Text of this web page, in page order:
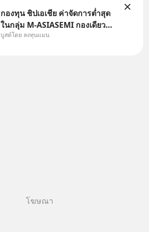
กองทุน ชิปเอเชีย ค่าจัดการต่ำสุด
ในกลุ่ม M-ASIASEMI กองเดียว
ครบ มีทั้ง CXMT จากจีน TSMC
บูสต์โดย ลงทุนแมน
โฆษณา